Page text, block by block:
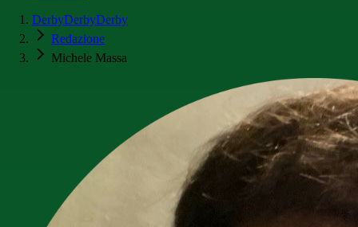
DerbyDerbyDerby
Redazione
Michele Massa